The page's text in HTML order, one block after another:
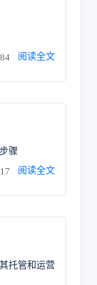
阅读全文
骤
阅读全文
托管和运营